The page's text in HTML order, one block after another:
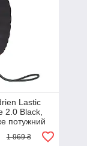
Lastic
2.0 Black,
потужний
-
1 969 ₴